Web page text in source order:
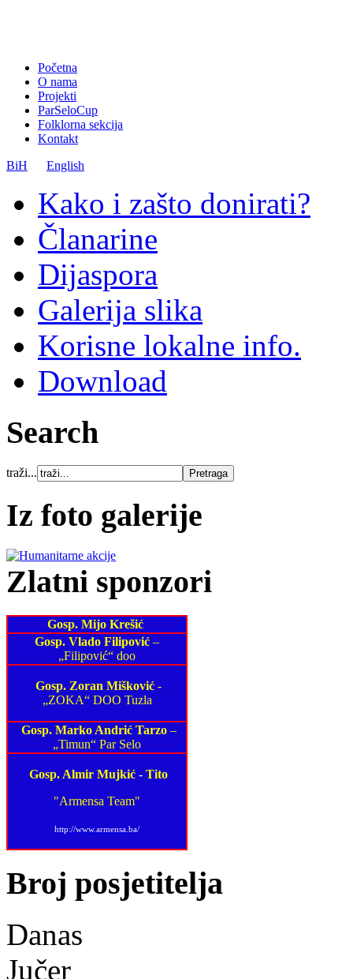
Početna
O nama
Projekti
ParSeloCup
Folklorna sekcija
Kontakt
BiH
English
Kako i zašto donirati?
Članarine
Dijaspora
Galerija slika
Korisne lokalne info.
Download
Search
traži...
Iz foto galerije
Zlatni sponzori
Gosp. Mijo Krešić
Gosp. Vlado Filipović –
„Filipović“ doo
Gosp. Zoran Mišković -
„ZOKA“ DOO Tuzla
Gosp. Marko Andrić Tarzo–
„Timun“ Par Selo
Gosp. Almir Mujkić - Tito
"Armensa Team"
http://www.armensa.ba/
Broj posjetitelja
Danas
Jučer